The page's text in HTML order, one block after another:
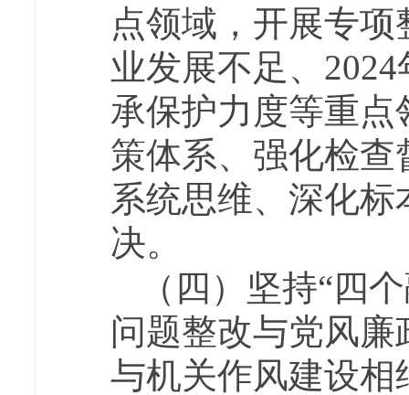
点领域，开展专
业发展不足、
承保护力度等重
策体系、强化检
系统思维、深化
决。
（四）坚持“四
问题整改与党风
与机关作风建设